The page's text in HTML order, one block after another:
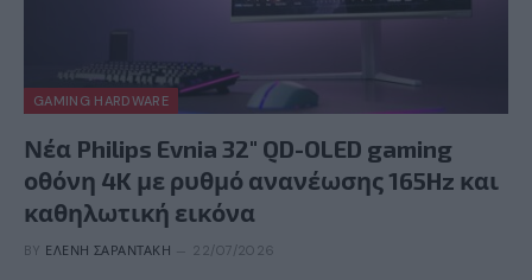
GAMING HARDWARE
Νέα Philips Evnia 32″ QD-OLED gaming
οθόνη 4K με ρυθμό ανανέωσης 165Hz και
καθηλωτική εικόνα
BY ΕΛΈΝΗ ΣΑΡΑΝΤΆΚΗ 22/07/2026